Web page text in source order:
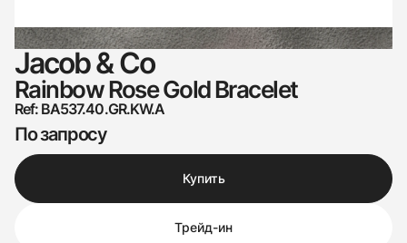
Jacob & Co
Rainbow Rose Gold Bracelet
Ref: BA537.40.GR.KW.A
По запросу
Купить
Трейд-ин